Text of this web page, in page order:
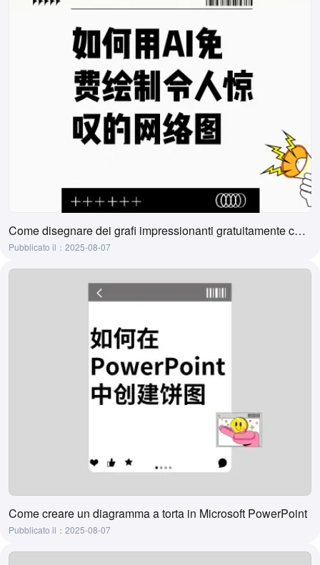
Come disegnare dei grafi impressionanti gratuitamente con l'AI
Pubblicato il：2025-08-07
Come creare un diagramma a torta in Microsoft PowerPoint
Pubblicato il：2025-08-07